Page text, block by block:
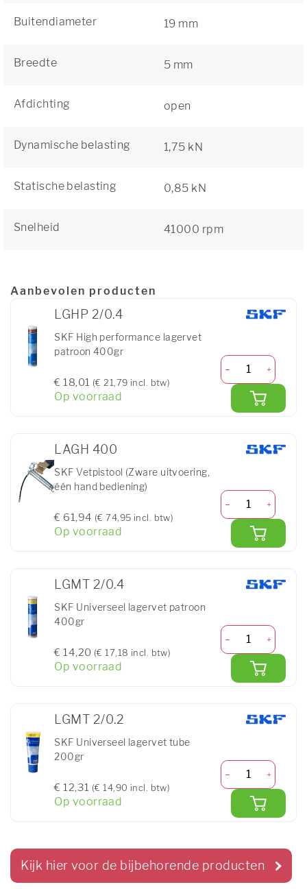
Buitendiameter 19 mm
Breedte 5 mm
Afdichting open
Dynamische belasting 1,75 kN
Statische belasting 0,85 kN
Snelheid 41000 rpm
Aanbevolen producten
LGHP 2/0.4
SKF High performance lagervet
patroon 400gr
€ 18,01 (€ 21,79 incl. btw)
Op voorraad
LAGH 400
SKF Vetpistool (Zware uitvoering,
één hand bediening)
€ 61,94 (€ 74,95 incl. btw)
Op voorraad
LGMT 2/0.4
SKF Universeel lagervet patroon
400gr
€ 14,20 (€ 17,18 incl. btw)
Op voorraad
LGMT 2/0.2
SKF Universeel lagervet tube
200gr
€ 12,31 (€ 14,90 incl. btw)
Op voorraad
Kijk hier voor de bijbehorende producten